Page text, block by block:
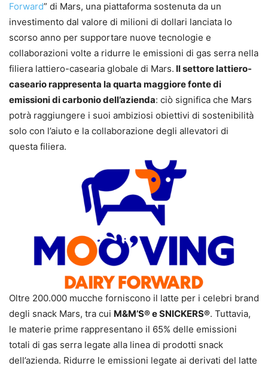
Forward” di Mars, una piattaforma sostenuta da un
investimento dal valore di milioni di dollari lanciata lo
scorso anno per supportare nuove tecnologie e
collaborazioni volte a ridurre le emissioni di gas serra nella
filiera lattiero-casearia globale di Mars. Il settore lattiero-
caseario rappresenta la quarta maggiore fonte di
emissioni di carbonio dell’azienda: ciò significa che Mars
potrà raggiungere i suoi ambiziosi obiettivi di sostenibilità
solo con l’aiuto e la collaborazione degli allevatori di
questa filiera.
Oltre 200.000 mucche forniscono il latte per i celebri brand
degli snack Mars, tra cui M&M’S® e SNICKERS®. Tuttavia,
le materie prime rappresentano il 65% delle emissioni
totali di gas serra legate alla linea di prodotti snack
dell’azienda. Ridurre le emissioni legate ai derivati del latte